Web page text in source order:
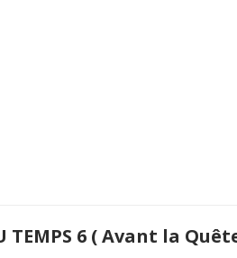
TEMPS 6 ( Avant la